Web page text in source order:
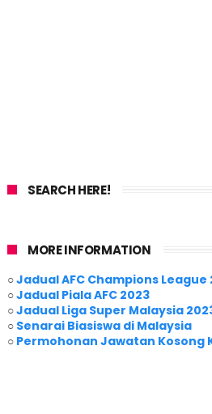
SEARCH HERE!
MORE INFORMATION
○Jadual AFC Champions League
○Jadual Piala AFC 2023
○Jadual Liga Super Malaysia
○ Senarai Biasiswa di Malaysia
○ Permohonan Jawatan Kosong